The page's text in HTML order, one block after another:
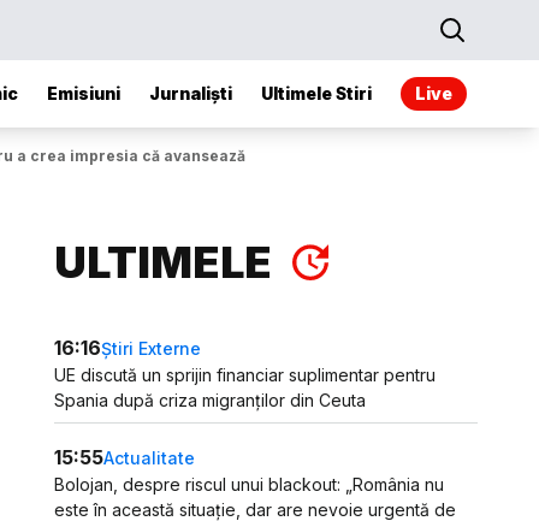
Emisiuni Jurnaliști Ultimele Stiri Live
a crea impresia că avansează
ULTIMELE
16:16Știri Externe
UE discută un sprijin financiar suplimentar pentru
Spania după criza migranților din Ceuta
15:55Actualitate
Bolojan, despre riscul unui blackout: „România nu
este în această situație, dar are nevoie urgentă de